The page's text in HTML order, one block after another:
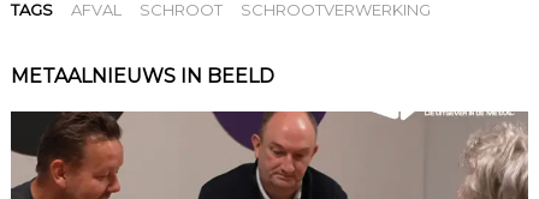
TAGS AFVAL SCHROOT SCHROOTVERWERKING
METAALNIEUWS IN BEELD